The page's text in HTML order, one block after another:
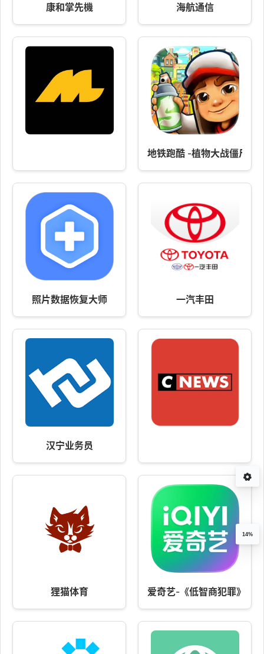
康和掌先機 海航通信
地铁跑酷 -植物大战僵尸2
照片数据恢复大师 一汽丰田
汉宁业务员
狸猫体育 爱奇艺-《低智商犯罪》荒
14%